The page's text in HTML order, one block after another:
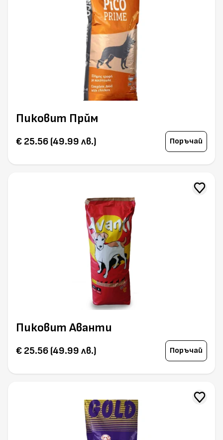
Пиковит Прйм
€ 25.56 (49.99 лв.) Поръчай
Пиковит Аванти
€ 25.56 (49.99 лв.) Поръчай